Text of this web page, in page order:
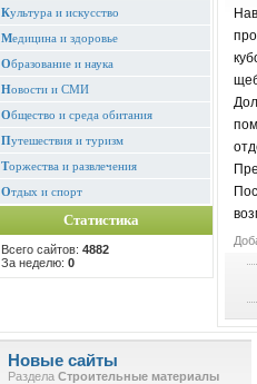
Культура и искусство
Медицина и здоровье
Образование и наука
Новости и СМИ
Общество и среда обитания
Путешествия и туризм
Торжества и развлечения
Отдых и спорт
Статистика
Всего сайтов: 4882
За неделю: 0
Новые сайты
Раздела Строительные материалы